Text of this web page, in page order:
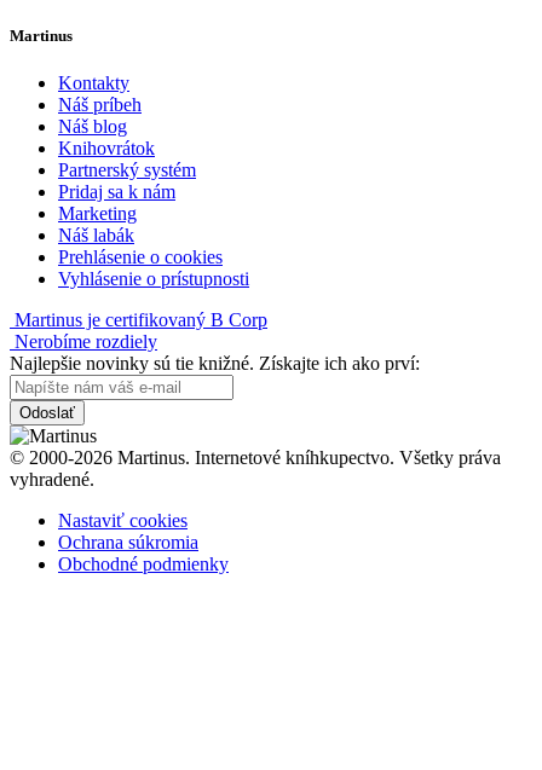
Martinus
Kontakty
Náš príbeh
Náš blog
Knihovrátok
Partnerský systém
Pridaj sa k nám
Marketing
Náš labák
Prehlásenie o cookies
Vyhlásenie o prístupnosti
Martinus je certifikovaný B Corp
Nerobíme rozdiely
Najlepšie novinky sú tie knižné. Získajte ich ako prví:
Odoslať
© 2000-2026 Martinus. Internetové kníhkupectvo. Všetky práva
vyhradené.
Nastaviť cookies
Ochrana súkromia
Obchodné podmienky